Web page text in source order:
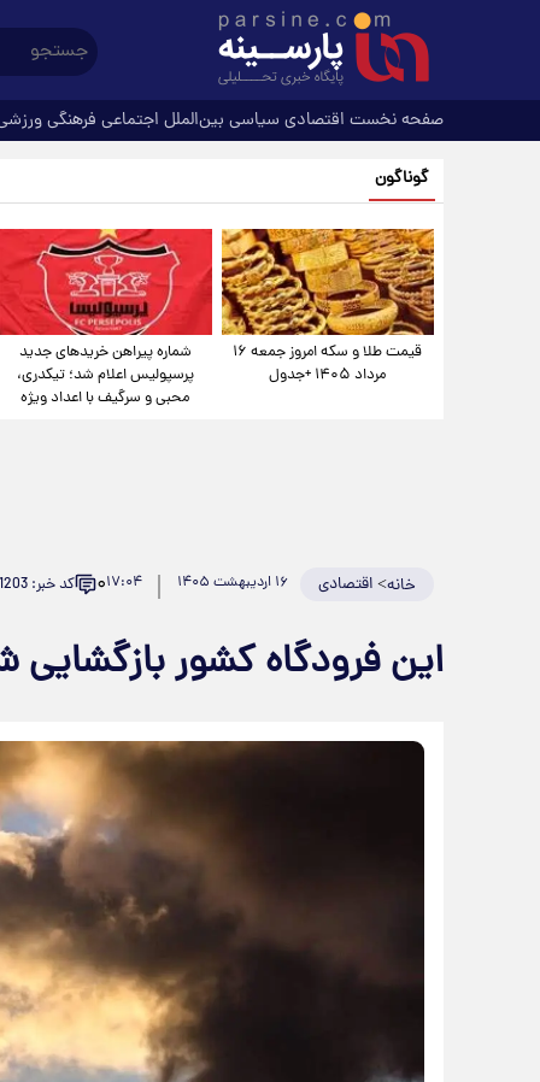
صفحه نخست اقتصادی سیاسی بین‌الملل اجتماعی فرهنگی
گوناگون
قیمت طلا و سکه امروز جمعه ۱۶
مرداد ۱۴۰۵ +جدول
شماره پیراهن خریدهای جدید
پرسپولیس اعلام شد؛ تیکدری،
محبی و سرگیف با اعداد ویژه
خانه>اقتصادی ۱۶ اردیبهشت ۱۴۰۵ ۱۷:۰۴۰ کد خبر: 981203
این فرودگاه کشور بازگشایی